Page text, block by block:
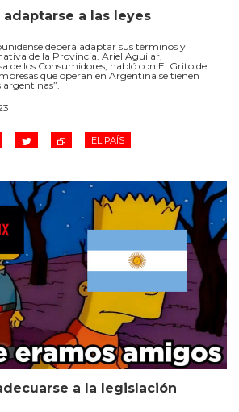
a las leyes
deberá adaptar sus términos y
de la Provincia. Ariel Aguilar,
de los Consumidores, habló con El Grito del
que operan en Argentina se tienen
argentinas”.
EL PAÍS
a la legislación